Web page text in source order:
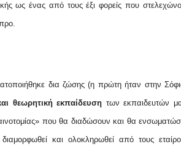
ως ένας από τους έξι φορείς που
δια ζώσης (η πρώτη ήταν στην
θεωρητική εκπαίδευση των εκπαιδευτών
που θα διαδώσουν και θα
και ολοκληρωθεί από τους